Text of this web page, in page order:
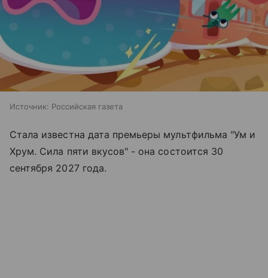
Источник: Российская газета
Стала известна дата премьеры мультфильма "Ум и
Хрум. Сила пяти вкусов" - она состоится 30
сентября 2027 года.